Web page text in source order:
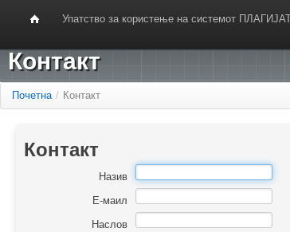
Упатство за користење на системот
Контакт
Почетна / Контакт
Контакт
Назив
Е-маил
Наслов